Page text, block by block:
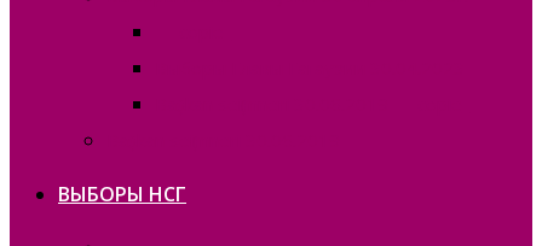
ВЫБОРЫ НСГ